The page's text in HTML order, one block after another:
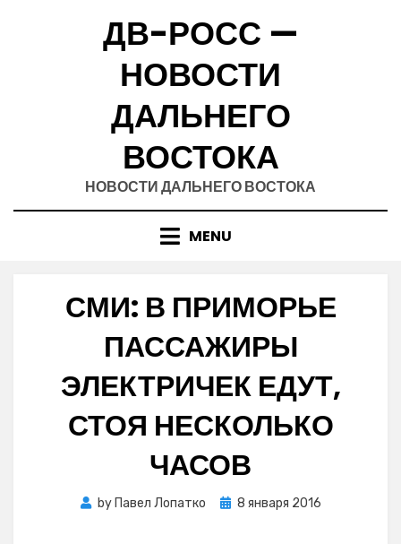
ДВ-РОСС —
НОВОСТИ
ДАЛЬНЕГО
ВОСТОКА
НОВОСТИ ДАЛЬНЕГО ВОСТОКА
MENU
СМИ: В ПРИМОРЬЕ
ПАССАЖИРЫ
ЭЛЕКТРИЧЕК ЕДУТ,
СТОЯ НЕСКОЛЬКО
ЧАСОВ
by Павел Лопатко
Posted
8 января 2016